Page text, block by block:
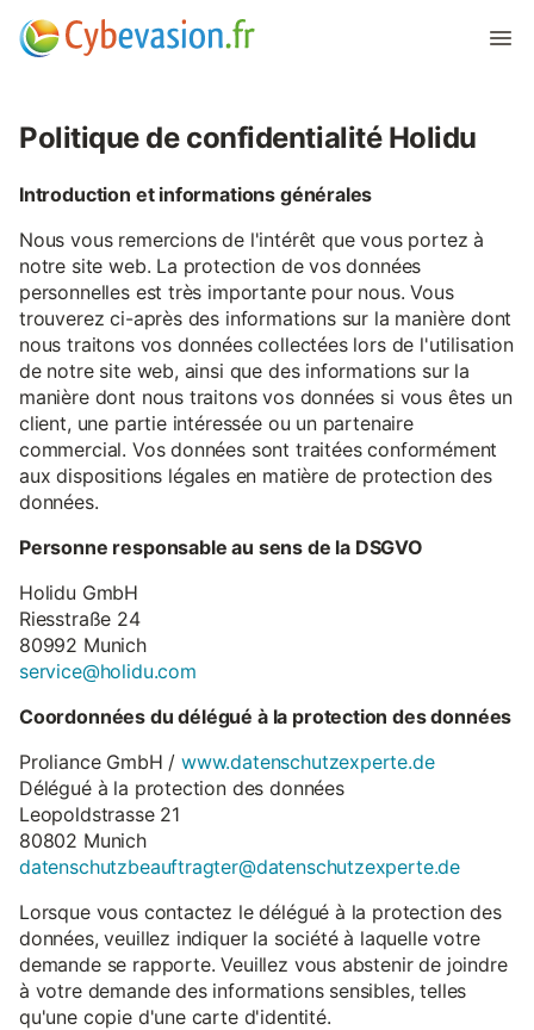
Politique de confidentialité Holidu
Introduction et informations générales
Nous vous remercions de l'intérêt que vous portez à
notre site web. La protection de vos données
personnelles est très importante pour nous. Vous
trouverez ci-après des informations sur la manière dont
nous traitons vos données collectées lors de l'utilisation
de notre site web, ainsi que des informations sur la
manière dont nous traitons vos données si vous êtes un
client, une partie intéressée ou un partenaire
commercial. Vos données sont traitées conformément
aux dispositions légales en matière de protection des
données.
Personne responsable au sens de la DSGVO
Holidu GmbH
Riesstraße 24
80992 Munich
service@holidu.com
Coordonnées du délégué à la protection des données
Proliance GmbH /www.datenschutzexperte.de
Délégué à la protection des données
Leopoldstrasse 21
80802 Munich
datenschutzbeauftragter@datenschutzexperte.de
Lorsque vous contactez le délégué à la protection des
données, veuillez indiquer la société à laquelle votre
demande se rapporte. Veuillez vous abstenir de joindre
à votre demande des informations sensibles, telles
qu'une copie d'une carte d'identité.